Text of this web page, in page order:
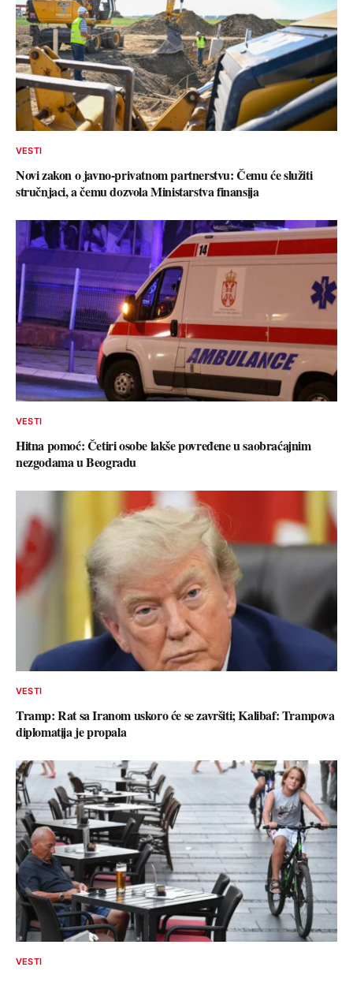
VESTI
Novi zakon o javno-privatnom partnerstvu: Čemu će služiti
stručnjaci, a čemu dozvola Ministarstva finansija
VESTI
Hitna pomoć: Četiri osobe lakše povređene u saobraćajnim
nezgodama u Beogradu
VESTI
Tramp: Rat sa Iranom uskoro će se završiti; Kalibaf: Trampova
diplomatija je propala
VESTI